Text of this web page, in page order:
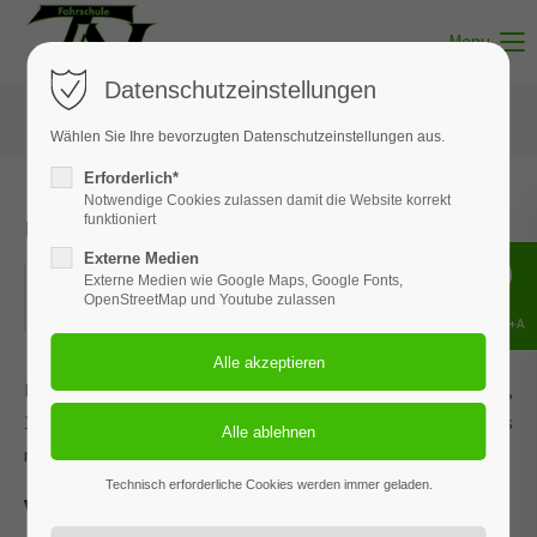
Menu
Unterricht - Thema 06
17.06.2026
Dieses Ereignis wird an den Terminen 03.02.2026, 09.03.2026,
13.04.2026, 13.05.2026 und 2 weiteren Terminen wiederholt. Das
nächste Ereignis findet statt am11.05.2022. bis zum 21.07.2026.
Verkehrsregelungen
Datenschutzeinstellungen
Wählen Sie Ihre bevorzugten Datenschutzeinstellungen aus.
Erforderlich*
Notwendige Cookies zulassen damit die Website korrekt
funktioniert
Externe Medien
Externe Medien wie Google Maps, Google Fonts,
OpenStreetMap und Youtube zulassen
Technisch erforderliche Cookies werden immer geladen.
Shift+Alt+A